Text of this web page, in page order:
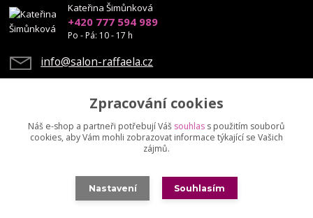
Kateřina Šimůnková
+420 777 594 989
Po - Pá: 10 - 17 h
info@salon-raffaela.cz
Upravit sběr cookies.
© Mgr. Kateřina Šimůnková, 2023 - další šíření našich fotek je chráněno
autorskými právy
Zpracování cookies
Náš e-shop a partneři potřebují Váš souhlas s použitím souborů
cookies, aby Vám mohli zobrazovat informace týkající se Vašich
zájmů.
Nastavení Souhlasím